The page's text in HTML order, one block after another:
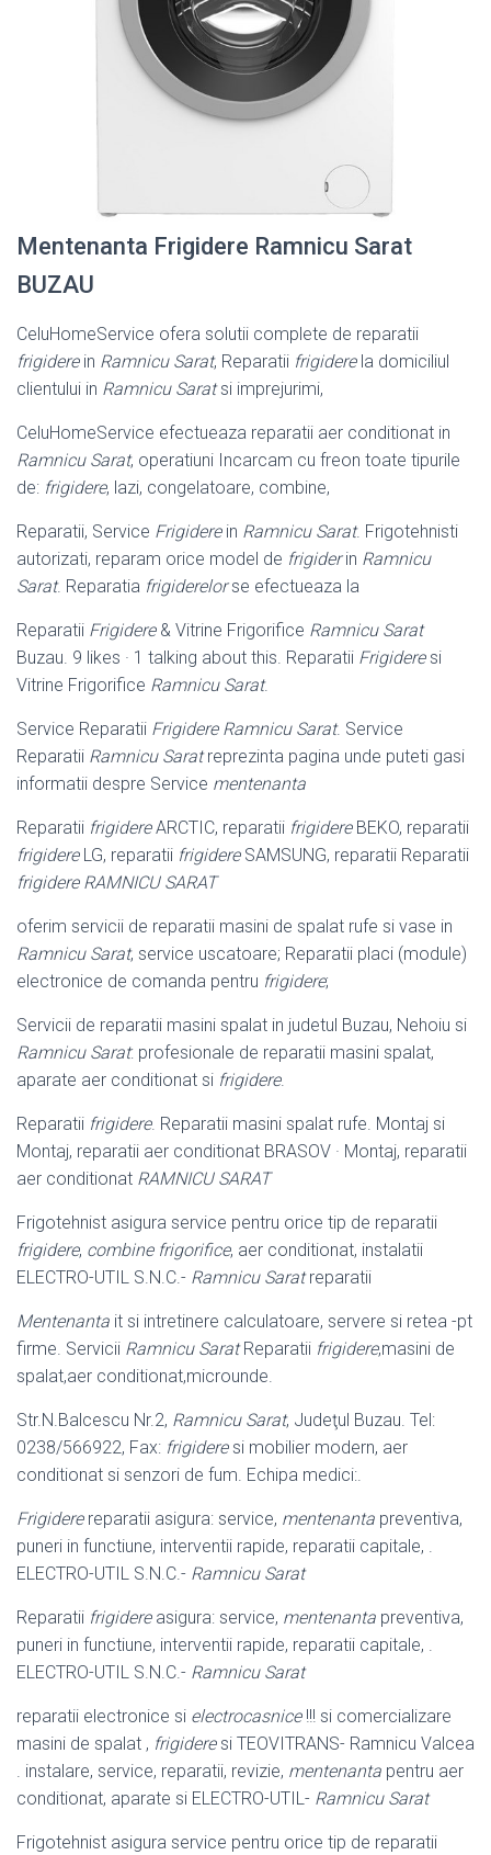
Mentenanta Frigidere Ramnicu Sarat
BUZAU
CeluHomeService ofera solutii complete de reparatii
frigiderein Ramnicu Sarat, Reparatii frigiderela domiciliul
clientului in Ramnicu Saratsi imprejurimi,
CeluHomeService efectueaza reparatii aer conditionat in
Ramnicu Sarat, operatiuni Incarcam cu freon toate tipurile
de: frigidere, lazi, congelatoare, combine,
Reparatii, Service Frigiderein Ramnicu Sarat. Frigotehnisti
autorizati, reparam orice model de frigiderin Ramnicu
Sarat. Reparatia frigiderelorse efectueaza la
Reparatii Frigidere& Vitrine Frigorifice Ramnicu Sarat
Buzau. 9 likes · 1 talking about this. Reparatii Frigideresi
Vitrine Frigorifice Ramnicu Sarat.
Service Reparatii Frigidere Ramnicu Sarat. Service
Reparatii Ramnicu Saratreprezinta pagina unde puteti gasi
informatii despre Service mentenanta
Reparatii frigidereARCTIC, reparatii frigidereBEKO, reparatii
frigidereLG, reparatii frigidereSAMSUNG, reparatii Reparatii
frigidere RAMNICU SARAT
oferim servicii de reparatii masini de spalat rufe si vase in
Ramnicu Sarat, service uscatoare; Reparatii placi (module)
electronice de comanda pentru frigidere;
Servicii de reparatii masini spalat in judetul Buzau, Nehoiu si
Ramnicu Sarat: profesionale de reparatii masini spalat,
aparate aer conditionat si frigidere.
Reparatii frigidere. Reparatii masini spalat rufe. Montaj si
Montaj, reparatii aer conditionat BRASOV · Montaj, reparatii
aer conditionat RAMNICU SARAT
Frigotehnist asigura service pentru orice tip de reparatii
frigidere, combine frigorifice, aer conditionat, instalatii
ELECTRO-UTIL S.N.C.- Ramnicu Saratreparatii
Mentenanta it si intretinere calculatoare, servere si retea -pt
firme. Servicii Ramnicu SaratReparatii frigidere,masini de
spalat,aer conditionat,microunde.
Str.N.Balcescu Nr.2, Ramnicu Sarat, Judeţul Buzau. Tel:
0238/566922, Fax: frigideresi mobilier modern, aer
conditionat si senzori de fum. Echipa medici:.
Frigiderereparatii asigura: service, mentenanta preventiva,
puneri in functiune, interventii rapide, reparatii capitale, .
ELECTRO-UTIL S.N.C.- Ramnicu Sarat
Reparatii frigidereasigura: service, mentenanta preventiva,
puneri in functiune, interventii rapide, reparatii capitale, .
ELECTRO-UTIL S.N.C.- Ramnicu Sarat
reparatii electronice si electrocasnice!!! si comercializare
masini de spalat , frigideresi TEOVITRANS- Ramnicu Valcea
. instalare, service, reparatii, revizie, mentenanta pentru aer
conditionat, aparate si ELECTRO-UTIL- Ramnicu Sarat
Frigotehnist asigura service pentru orice tip de reparatii